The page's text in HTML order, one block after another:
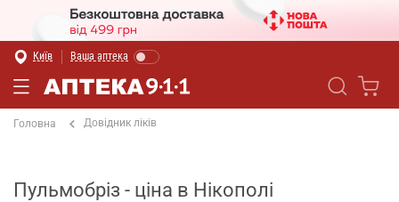
Київ Ваша аптека
Головна Довідник ліків
Пульмобріз - ціна в Нікополі